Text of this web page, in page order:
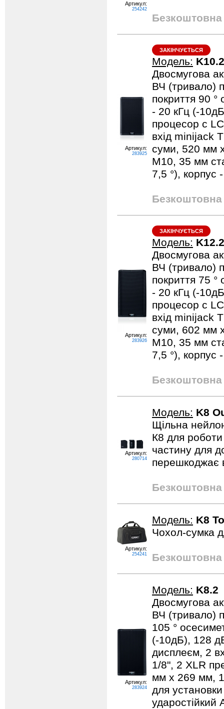
Артикул:
254242
Безкоштовна
Артикул:
283925
ЗАКІНЧУЄТЬСЯ
Модель: K10.2
Двосмугова
ВЧ (тривало)
покриття 90 °
- 20 кГц (-
процесор c
вхід minijack
суми, 520 мм
М10, 35 мм
7,5 °), корпус
Безкоштовна
Артикул:
283926
ЗАКІНЧУЄТЬСЯ
Модель: K12.2
Двосмугова
ВЧ (тривало)
покриття 75 °
- 20 кГц (-
процесор c
вхід minijack
суми, 602 мм
М10, 35 мм
7,5 °), корпус
Безкоштовна
Артикул:
280714
Модель: K8
Щільна
К8 для роботи
частину для
перешкоджає
Безкоштовна
Артикул:
254241
Модель: K8
Чохол-сумка
Безкоштовна
Артикул:
283924
Модель: K8.2
Двосмугова
ВЧ (тривало)
105 °
(-10дБ), 128
дисплеєм, 2
1/8", 2 XLR
мм x 269 мм,
для
ударостійкий